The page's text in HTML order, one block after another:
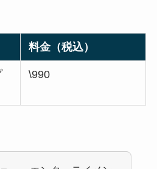
料金（税込）
\990